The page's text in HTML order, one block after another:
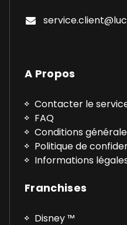
A Propos
Contacter le
FAQ
Conditions
Politique de
Informations
Franchises
Disney ™